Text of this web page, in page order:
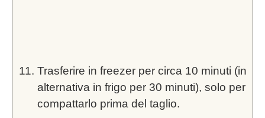
Trasferire in freezer per circa 10 minuti (in
alternativa in frigo per 30 minuti), solo per
compattarlo prima del taglio.